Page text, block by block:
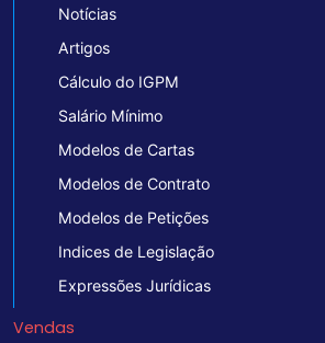
Notícias
Artigos
Cálculo do IGPM
Salário Mínimo
Modelos de Cartas
Modelos de Contrato
Modelos de Petições
Indices de Legislação
Expressões Jurídicas
Vendas